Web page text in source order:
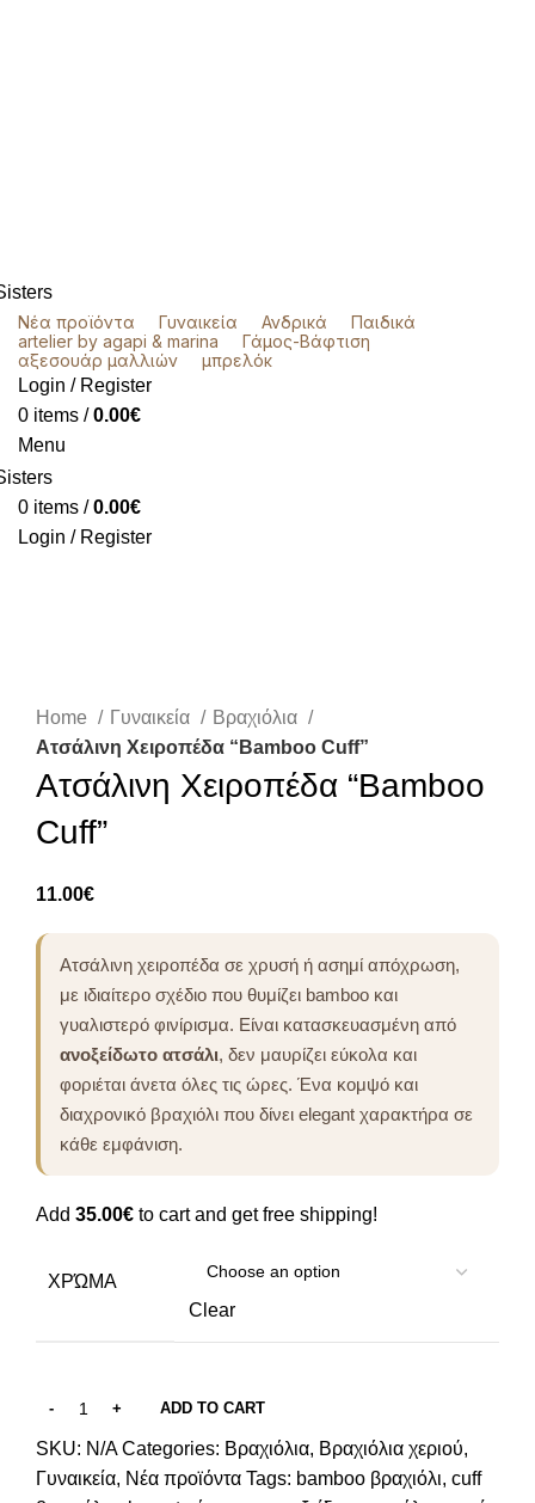
Νέα προϊόντα Γυναικεία Ανδρικά
Παιδικά
artelier by agapi & marina
Γάμος-Βάφτιση
αξεσουάρ μαλλιών
μπρελόκ
Login / Register
0 items / 0.00€
Menu
0 items / 0.00€
Login / Register
Home Γυναικεία
Βραχιόλια
Ατσάλινη Χειροπέδα “Bamboo Cuff”
Ατσάλινη Χειροπέδα “Bamboo
Cuff”
11.00€
Ατσάλινη χειροπέδα σε χρυσή ή ασημί απόχρωση,
με ιδιαίτερο σχέδιο που θυμίζει bamboo και
γυαλιστερό φινίρισμα. Είναι κατασκευασμένη από
ανοξείδωτο ατσάλι, δεν μαυρίζει εύκολα και
φοριέται άνετα όλες τις ώρες. Ένα κομψό και
διαχρονικό βραχιόλι που δίνει elegant χαρακτήρα σε
κάθε εμφάνιση.
Add 35.00€ to cart and get free shipping!
ΧΡΏΜΑ
Clear
ADD TO CART
SKU: N/ACategories: Βραχιόλια, Βραχιόλια χεριού,
Γυναικεία, Νέα προϊόντα Tags: bamboo βραχιόλι, cuff